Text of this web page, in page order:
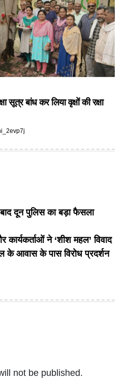
सूत्र बांध कर लिया वृक्षों की रक्षा
दून पुलिस का बड़ा फैसला
ने ‘शीश महल’ विवाद
आवास के पास विरोध प्रदर्शन
not be published.